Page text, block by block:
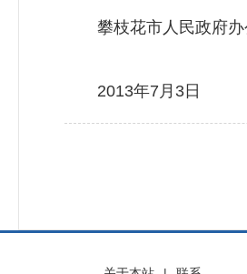
攀枝花市人民政
2013年7月3日